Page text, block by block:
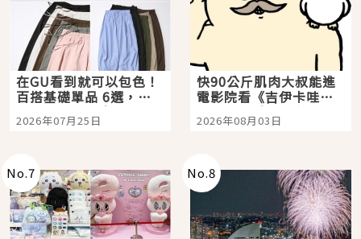
在GU看到就可以包色！
百搭基礎單品 6選，閉
眼全收也不心疼
2026年07月25日
快90公斤肌肉大叔能進
電影院看《吉伊卡哇》
嗎？日本重金屬樂團
「打首」會長與nagano
2026年08月03日
No.7 No.8